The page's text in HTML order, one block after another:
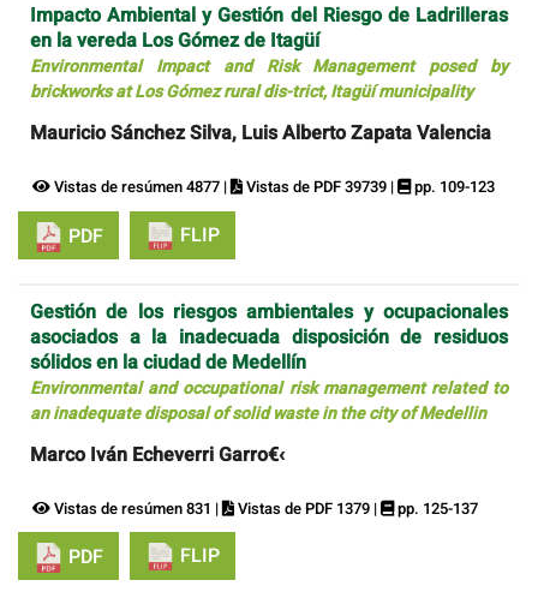
Impacto Ambiental y Gestión del Riesgo de Ladrilleras
en la vereda Los Gómez de Itagüí
Environmental Impact and Risk Management posed by
brickworks at Los Gómez rural dis-trict, Itagüí municipality
Mauricio Sánchez Silva, Luis Alberto Zapata Valencia
Vistas de resúmen 4877 | Vistas de PDF 39739 | pp. 109-123
PDF FLIP
Gestión de los riesgos ambientales y ocupacionales
asociados a la inadecuada disposición de residuos
sólidos en la ciudad de Medellín
Environmental and occupational risk management related to
an inadequate disposal of solid waste in the city of Medellin
Marco Iván Echeverri Garro€‹
Vistas de resúmen 831 | Vistas de PDF 1379 | pp. 125-137
PDF FLIP